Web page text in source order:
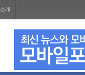
개
비스 21주년 기념 업데이트...